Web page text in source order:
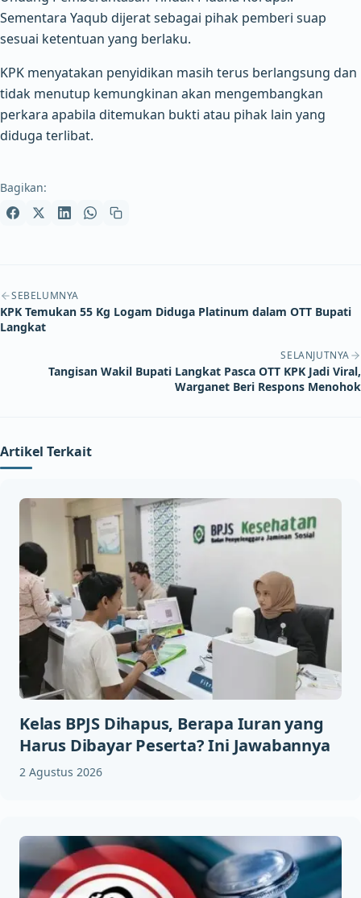
Sementara Yaqub dijerat sebagai pihak pemberi suap
sesuai ketentuan yang berlaku.
KPK menyatakan penyidikan masih terus berlangsung dan
tidak menutup kemungkinan akan mengembangkan
perkara apabila ditemukan bukti atau pihak lain yang
diduga terlibat.
Bagikan:
Navigasi artikel
SEBELUMNYA
KPK Temukan 55 Kg Logam Diduga Platinum dalam OTT Bupati
Langkat
SELANJUTNYA
Tangisan Wakil Bupati Langkat Pasca OTT KPK Jadi Viral,
Warganet Beri Respons Menohok
Artikel Terkait
Kelas BPJS Dihapus, Berapa Iuran yang
Harus Dibayar Peserta? Ini Jawabannya
2 Agustus 2026